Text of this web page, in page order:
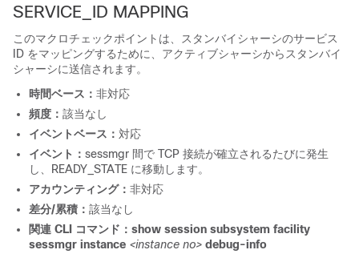
SERVICE_ID MAPPING
このマクロチェックポイントは、スタンバイシャーシのサービス
ID をマッピングするために、アクティブシャーシからスタンバイ
シャーシに送信されます。
時間ベース： 非対応
頻度： 該当なし
イベントベース： 対応
イベント： sessmgr 間で TCP 接続が確立されるたびに発生
し、READY_STATE に移動します。
アカウンティング： 非対応
差分/累積： 該当なし
関連 CLI コマンド： show session subsystem facility
sessmgr instance <instance no> debug-info